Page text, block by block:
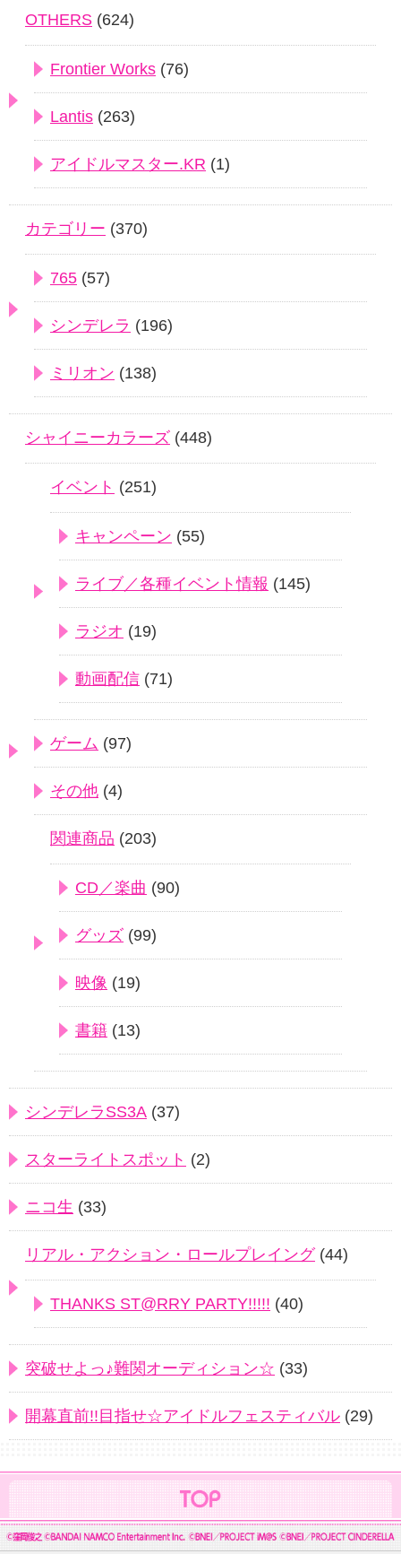
OTHERS (624)
Frontier Works (76)
Lantis (263)
アイドルマスター.KR (1)
カテゴリー (370)
765 (57)
シンデレラ (196)
ミリオン (138)
シャイニーカラーズ (448)
イベント (251)
キャンペーン (55)
ライブ／各種イベント情報 (145)
ラジオ (19)
動画配信 (71)
ゲーム (97)
その他 (4)
関連商品 (203)
CD／楽曲 (90)
グッズ (99)
映像 (19)
書籍 (13)
シンデレラSS3A (37)
スターライトスポット (2)
ニコ生 (33)
リアル・アクション・ロールプレイング(44)
THANKS ST@RRY PARTY!!!!! (40)
突破せよっ♪難関オーディション☆ (33)
開幕直前!!目指せ☆アイドルフェスティバル (29)